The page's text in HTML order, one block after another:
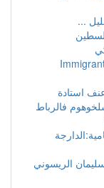
...
استادة
فالرباط
الريسوني